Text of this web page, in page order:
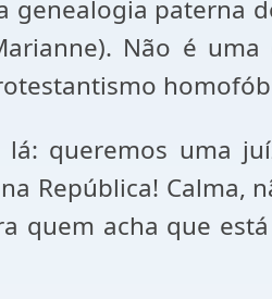
genealogia paterna
Não é
queremos uma
República!
quem acha que